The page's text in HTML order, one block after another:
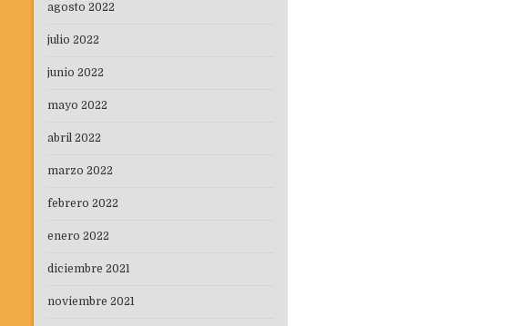
agosto 2022
julio 2022
junio 2022
mayo 2022
abril 2022
marzo 2022
febrero 2022
enero 2022
diciembre 2021
noviembre 2021